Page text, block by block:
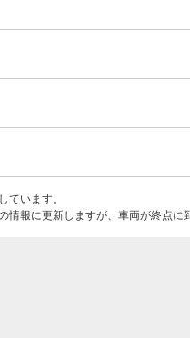
ています。
情報に更新しますが、車両が終点